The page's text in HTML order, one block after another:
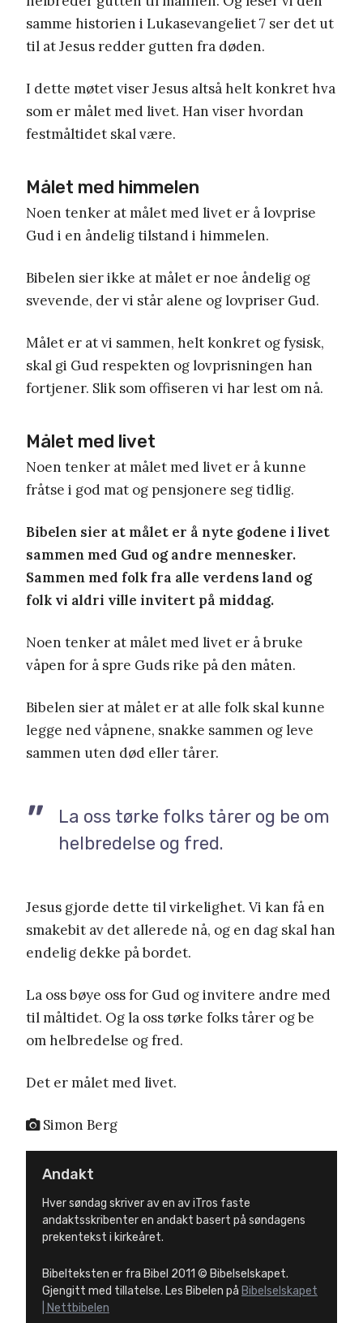
samme historien i Lukasevangeliet 7 ser det ut
til at Jesus redder gutten fra døden.
I dette møtet viser Jesus altså helt konkret hva
som er målet med livet. Han viser hvordan
festmåltidet skal være.
Målet med himmelen
Noen tenker at målet med livet er å lovprise
Gud i en åndelig tilstand i himmelen.
Bibelen sier ikke at målet er noe åndelig og
svevende, der vi står alene og lovpriser Gud.
Målet er at vi sammen, helt konkret og fysisk,
skal gi Gud respekten og lovprisningen han
fortjener. Slik som offiseren vi har lest om nå.
Målet med livet
Noen tenker at målet med livet er å kunne
fråtse i god mat og pensjonere seg tidlig.
Bibelen sier at målet er å nyte godene i livet
sammen med Gud og andre mennesker.
Sammen med folk fra alle verdens land og
folk vi aldri ville invitert på middag.
Noen tenker at målet med livet er å bruke
våpen for å spre Guds rike på den måten.
Bibelen sier at målet er at alle folk skal kunne
legge ned våpnene, snakke sammen og leve
sammen uten død eller tårer.
La oss tørke folks tårer og be om
helbredelse og fred.
Jesus gjorde dette til virkelighet. Vi kan få en
smakebit av det allerede nå, og en dag skal han
endelig dekke på bordet.
La oss bøye oss for Gud og invitere andre med
til måltidet. Og la oss tørke folks tårer og be
om helbredelse og fred.
Det er målet med livet.
Simon Berg
Andakt
Hver søndag skriver av en av iTros faste
andaktsskribenter en andakt basert på søndagens
prekentekst i kirkeåret.
Bibelteksten er fra Bibel 2011 © Bibelselskapet.
Gjengitt med tillatelse. Les Bibelen på Bibelselskapet
| Nettbibelen